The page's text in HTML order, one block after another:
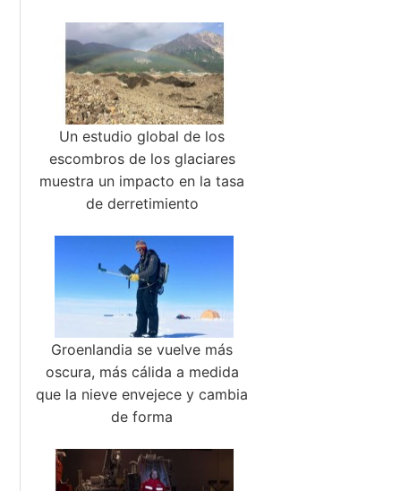
Un estudio global de los
escombros de los glaciares
muestra un impacto en la tasa
de derretimiento
Groenlandia se vuelve más
oscura, más cálida a medida
que la nieve envejece y cambia
de forma